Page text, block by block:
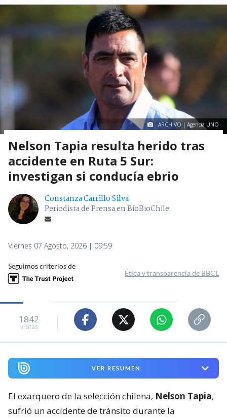
ARCHIVO | Agencia UNO
Nelson Tapia resulta herido tras
accidente en Ruta 5 Sur:
investigan si conducía ebrio
Constanza Carrillo Silva
Periodista de Prensa en BioBioChile
Viernes 07 Agosto, 2026 | 09:59
Seguimos criterios de
Ética y transparencia de BBCL
1842
visitas
VER RESUMEN
El exarquero de la selección chilena, Nelson Tapia,
sufrió un accidente de tránsito durante la